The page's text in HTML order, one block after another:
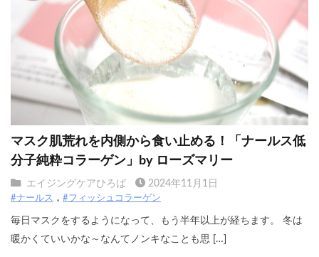
マスク肌荒れを内側から食い止める！「ナールス低
分子純粋コラーゲン」by ローズマリー
エイジングケアひろば 2024年11月1日
#ナールス #フィッシュコラーゲン
毎日マスクをするようになって、もう半年以上が経ちます。 冬は
暖かくていいかな～なんてノンキなことも思 […]